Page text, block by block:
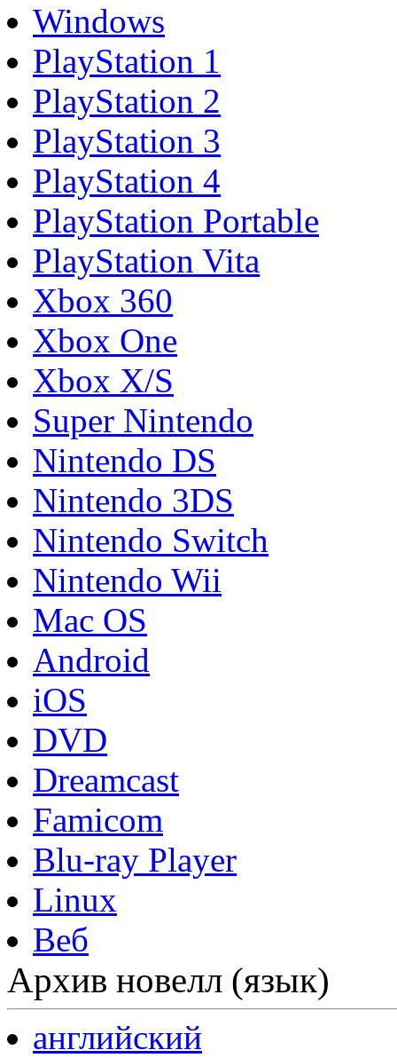
Windows
PlayStation 1
PlayStation 2
PlayStation 3
PlayStation 4
PlayStation Portable
PlayStation Vita
Xbox 360
Xbox One
Xbox X/S
Super Nintendo
Nintendo DS
Nintendo 3DS
Nintendo Switch
Nintendo Wii
Mac OS
Android
iOS
DVD
Dreamcast
Famicom
Blu-ray Player
Linux
Веб
Архив новелл (язык)
английский